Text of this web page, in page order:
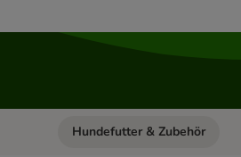
Kategorie-Menü öffnen:
Hundefutter & Zubehör